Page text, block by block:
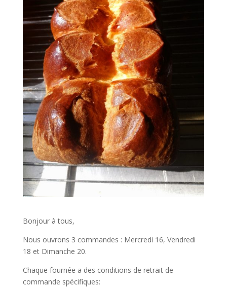
Bonjour à tous,
Nous ouvrons 3 commandes : Mercredi 16, Vendredi
18 et Dimanche 20.
Chaque fournée a des conditions de retrait de
commande spécifiques: